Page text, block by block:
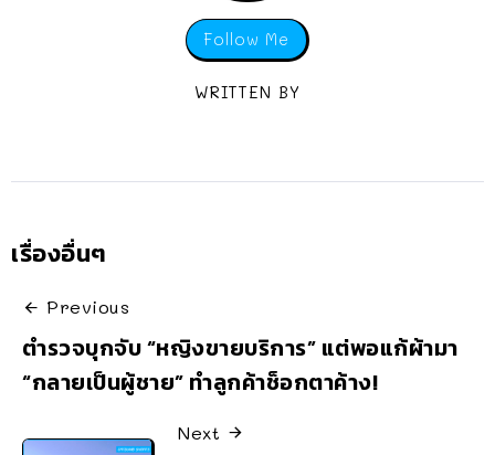
Follow Me
WRITTEN BY
เรื่องอื่นๆ
Previous
ตำรวจบุกจับ “หญิงขายบริการ” แต่พอแก้ผ้ามา
“กลายเป็นผู้ชาย” ทำลูกค้าช็อกตาค้าง!
Next